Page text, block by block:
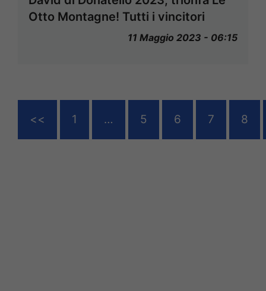
Otto Montagne! Tutti i vincitori
11 Maggio 2023 - 06:15
<< 1 … 5 6 7 8